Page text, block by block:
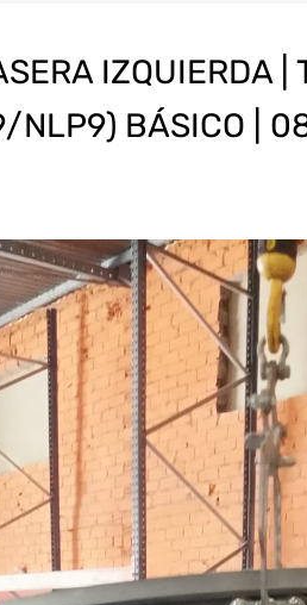
IZQUIERDA |
NLP9) BÁSICO |